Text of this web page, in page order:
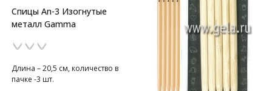
Спицы An-3 Изогнутые
металл Gamma
Длина – 20,5 см, количество в
пачке -3 шт.